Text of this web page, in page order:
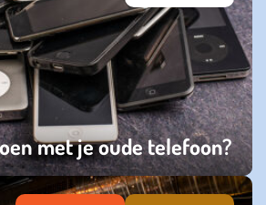
met je oude telefoon?
2024